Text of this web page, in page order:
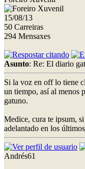
15/08/13
50 Carreiras
294 Mensaxes
Asunto: Re: El diario
Si la voz en off lo tiene
un tiempo, así al menos
gatuno.
Medice, cura te ipsum,
adelantado en los
Andrés61